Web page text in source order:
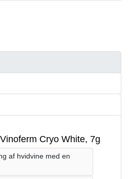
Cryo White, 7g
af hvidvine med en